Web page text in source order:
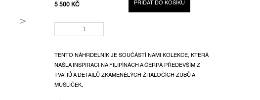
5 500 KČ PŘIDAT DO KOŠÍKU
TENTO NÁHRDELNÍK JE SOUČÁSTÍ NAMI KOLEKCE, KTERÁ
NAŠLA INSPIRACI NA FILIPÍNÁCH A ČERPÁ PŘEDEVŠÍM Z
TVARŮ A DETAILŮ ZKAMENĚLÝCH ŽRALOČÍCH ZUBŮ A
MUŠLIČEK.